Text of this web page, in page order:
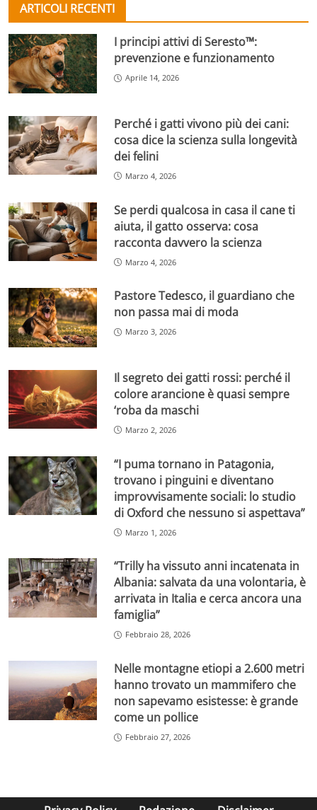
ARTICOLI RECENTI
I principi attivi di Seresto™:
prevenzione e funzionamento
Aprile 14, 2026
Perché i gatti vivono più dei cani:
cosa dice la scienza sulla longevità
dei felini
Marzo 4, 2026
Se perdi qualcosa in casa il cane ti
aiuta, il gatto osserva: cosa
racconta davvero la scienza
Marzo 4, 2026
Pastore Tedesco, il guardiano che
non passa mai di moda
Marzo 3, 2026
Il segreto dei gatti rossi: perché il
colore arancione è quasi sempre
‘roba da maschi
Marzo 2, 2026
“I puma tornano in Patagonia,
trovano i pinguini e diventano
improvvisamente sociali: lo studio
di Oxford che nessuno si aspettava”
Marzo 1, 2026
“Trilly ha vissuto anni incatenata in
Albania: salvata da una volontaria, è
arrivata in Italia e cerca ancora una
famiglia”
Febbraio 28, 2026
Nelle montagne etiopi a 2.600 metri
hanno trovato un mammifero che
non sapevamo esistesse: è grande
come un pollice
Febbraio 27, 2026